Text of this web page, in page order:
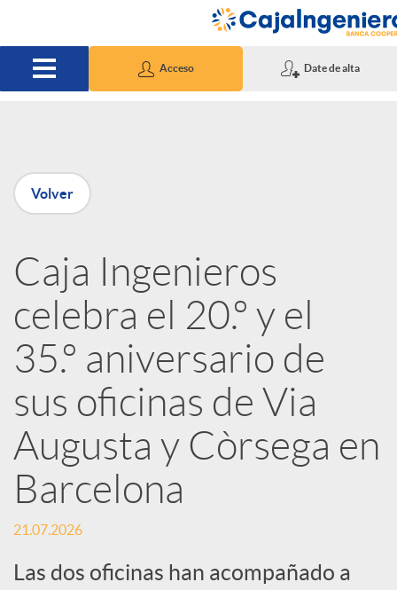
Acceso Date de alta
P
u
b
l
i
c
a
d
Volver
Caja Ingenieros
celebra el 20.º y el
35.º aniversario de
sus oficinas de Via
Augusta y Còrsega en
Barcelona
21.07.2026
Las dos oficinas han acompañado a